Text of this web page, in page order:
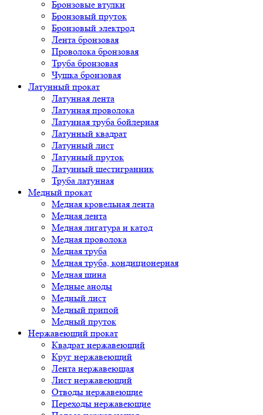
Бронзовые втулки
Бронзовый пруток
Бронзовый электрод
Лента бронзовая
Проволока бронзовая
Труба бронзовая
Чушка бронзовая
Латунный прокат
Латунная лента
Латунная проволока
Латунная труба бойлерная
Латунный квадрат
Латунный лист
Латунный пруток
Латунный шестигранник
Труба латунная
Медный прокат
Медная кровельная лента
Медная лента
Медная лигатура и катод
Медная проволока
Медная труба
Медная труба, кондиционерная
Медная шина
Медные аноды
Медный лист
Медный припой
Медный пруток
Нержавеющий прокат
Квадрат нержавеющий
Круг нержавеющий
Лента нержавеющая
Лист нержавеющий
Отводы нержавеющие
Переходы нержавеющие